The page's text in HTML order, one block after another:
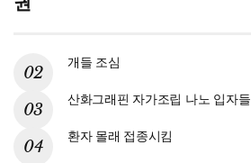
개들 조심
산화그래핀 자가조립 나노 입자들
환자 몰래 접종시킴